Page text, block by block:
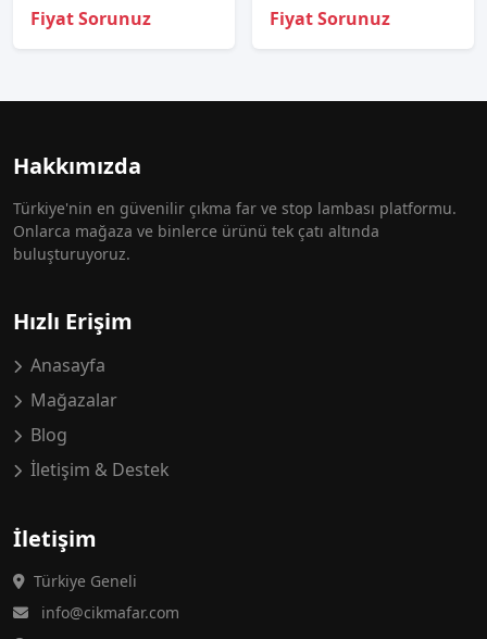
Fiyat Sorunuz Fiyat Sorunuz
Hakkımızda
Türkiye'nin en güvenilir çıkma far ve stop lambası platformu.
Onlarca mağaza ve binlerce ürünü tek çatı altında
buluşturuyoruz.
Hızlı Erişim
Anasayfa
Mağazalar
Blog
İletişim & Destek
İletişim
Türkiye Geneli
info@cikmafar.com